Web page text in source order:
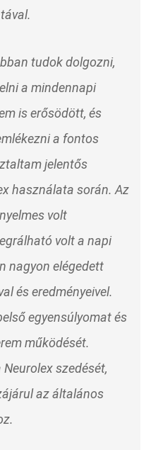
tudok dolgozni,
a mindennapi
is erősödött, és
a fontos
jelentős
használata során. Az
volt
volt a napi
nagyon elégedett
és eredményeivel.
egyensúlyomat és
működését.
szedését,
az általános